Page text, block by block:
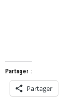
Partager :
Partager